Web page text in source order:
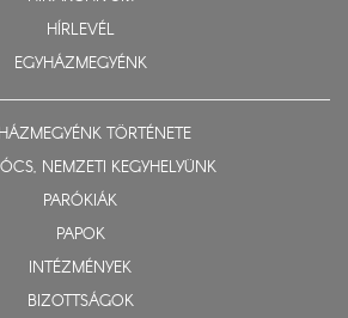
HÍRLEVÉL
EGYHÁZMEGYÉNK
TÖRTÉNETE
NEMZETI KEGYHELYÜNK
PARÓKIÁK
PAPOK
INTÉZMÉNYEK
BIZOTTSÁGOK